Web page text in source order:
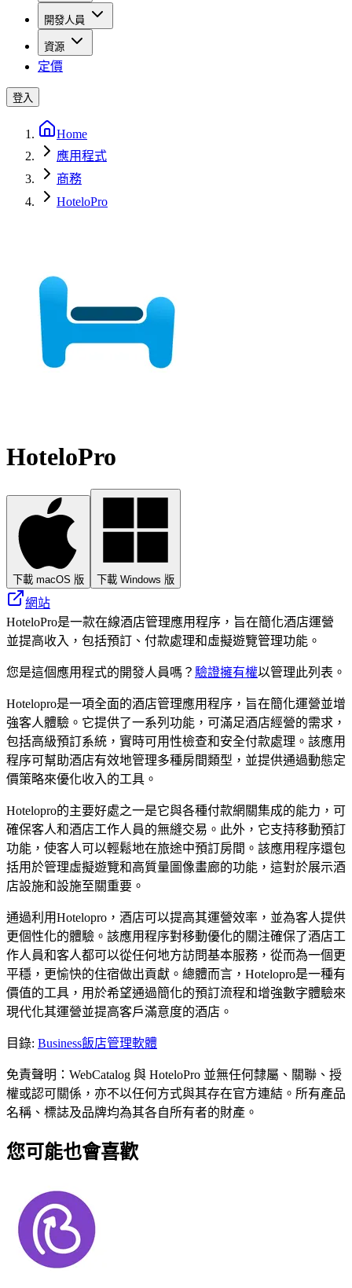
開發人員
資源
定價
登入
Home
應用程式
商務
HoteloPro
HoteloPro
下載 macOS 版 下載 Windows 版
網站
HoteloPro是一款在線酒店管理應用程序，旨在簡化酒店運營
並提高收入，包括預訂、付款處理和虛擬遊覽管理功能。
您是這個應用程式的開發人員嗎？ 驗證擁有權以管理此列表。
Hotelopro是一項全面的酒店管理應用程序，旨在簡化運營並增
強客人體驗。它提供了一系列功能，可滿足酒店經營的需求，
包括高級預訂系統，實時可用性檢查和安全付款處理。該應用
程序可幫助酒店有效地管理多種房間類型，並提供通過動態定
價策略來優化收入的工具。
Hotelopro的主要好處之一是它與各種付款網關集成的能力，可
確保客人和酒店工作人員的無縫交易。此外，它支持移動預訂
功能，使客人可以輕鬆地在旅途中預訂房間。該應用程序還包
括用於管理虛擬遊覽和高質量圖像畫廊的功能，這對於展示酒
店設施和設施至關重要。
通過利用Hotelopro，酒店可以提高其運營效率，並為客人提供
更個性化的體驗。該應用程序對移動優化的關注確保了酒店工
作人員和客人都可以從任何地方訪問基本服務，從而為一個更
平穩，更愉快的住宿做出貢獻。總體而言，Hotelopro是一種有
價值的工具，用於希望通過簡化的預訂流程和增強數字體驗來
現代化其運營並提高客戶滿意度的酒店。
目錄: Business飯店管理軟體
免責聲明：WebCatalog 與 HoteloPro 並無任何隸屬、關聯、授
權或認可關係，亦不以任何方式與其存在官方連結。所有產品
名稱、標誌及品牌均為其各自所有者的財產。
您可能也會喜歡